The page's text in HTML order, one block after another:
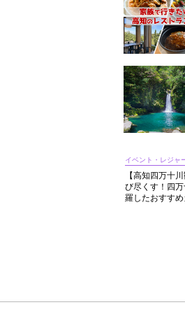
イベント・レジャ
【高知四万十
び尽くす！四
羅したおすすめ